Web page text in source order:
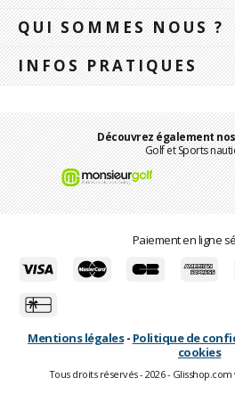
QUI SOMMES NOUS ?
INFOS PRATIQUES
Découvrez également
Golf et Sports
Paiement en ligne
Mentions légales- Politique de
cookies
Tous droits réservés - 2026 -